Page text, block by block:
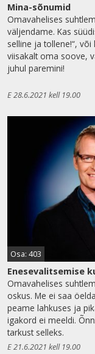
Mina-sõnumid
Omavahelises
väljendame. Kas
selline ja tollene!“,
viisakalt oma soove,
juhul paremini!
E 28.6.2021 kell 19.00
Osa: 403
Enesevalitsemise
Omavahelises
oskus. Me ei saa
peame lahkuses ja
igakord ei meeldi.
tarkust selleks.
E 21.6.2021 kell 19.00